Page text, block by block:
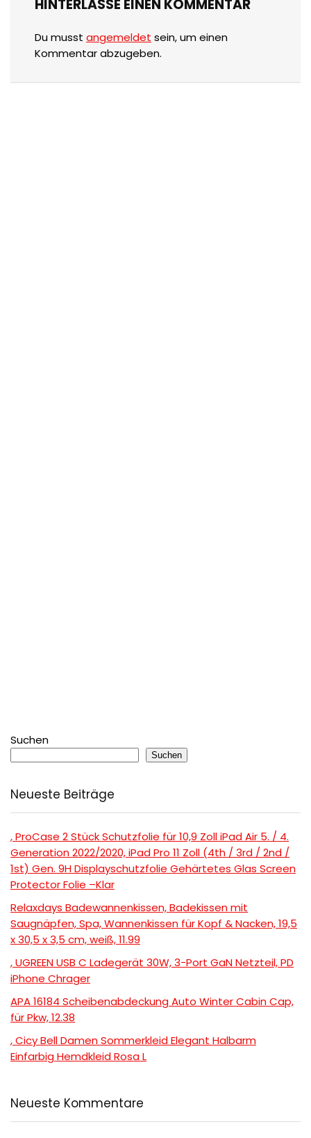
HINTERLASSE EINEN KOMMENTAR
Du musst angemeldet sein, um einen
Kommentar abzugeben.
Suchen
Suchen
Neueste Beiträge
, ProCase 2 Stück Schutzfolie für 10,9 Zoll iPad Air 5. / 4.
Generation 2022/2020, iPad Pro 11 Zoll (4th / 3rd / 2nd /
1st) Gen. 9H Displayschutzfolie Gehärtetes Glas Screen
Protector Folie –Klar
Relaxdays Badewannenkissen, Badekissen mit
Saugnäpfen, Spa, Wannenkissen für Kopf & Nacken, 19,5
x 30,5 x 3,5 cm, weiß, 11.99
, UGREEN USB C Ladegerät 30W, 3-Port GaN Netzteil, PD
iPhone Chrager
APA 16184 Scheibenabdeckung Auto Winter Cabin Cap,
für Pkw, 12.38
, Cicy Bell Damen Sommerkleid Elegant Halbarm
Einfarbig Hemdkleid Rosa L
Neueste Kommentare